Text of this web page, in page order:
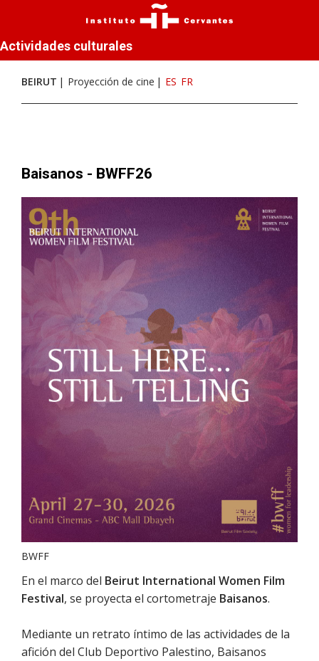
Actividades culturales
BEIRUT Proyección de cine ES FR
Baisanos - BWFF26
BWFF
En el marco del Beirut International Women Film
Festival, se proyecta el cortometraje Baisanos.
Mediante un retrato íntimo de las actividades de la
afición del Club Deportivo Palestino, Baisanos